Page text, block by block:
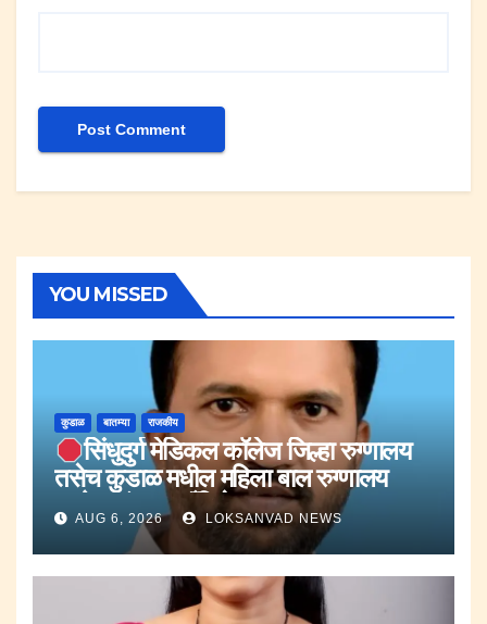
YOU MISSED
कुडाळ बातम्या राजकीय
सिंधुदुर्ग मेडिकल कॉलेज जिल्हा रुग्णालय
तसेच कुडाळ मधील महिला बाल रुग्णालय
आरोग्य यंत्रणा व्हँटिलेटरवर.;कुणाल
किनळेकर.
AUG 6, 2026 LOKSANVAD NEWS